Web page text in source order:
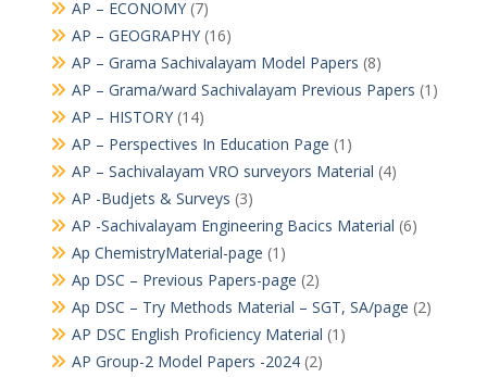
AP – ECONOMY(7)
AP – GEOGRAPHY(16)
AP – Grama Sachivalayam Model Papers (8)
AP – Grama/ward Sachivalayam Previous Papers (1)
AP – HISTORY(14)
AP – Perspectives In Education Page (1)
AP – Sachivalayam VRO surveyors Material (4)
AP -Budjets & Surveys (3)
AP -Sachivalayam Engineering Bacics Material (6)
Ap ChemistryMaterial-page (1)
Ap DSC – Previous Papers-page (2)
Ap DSC – Try Methods Material – SGT, SA/page (2)
AP DSC English Proficiency Material (1)
AP Group-2 Model Papers -2024(2)